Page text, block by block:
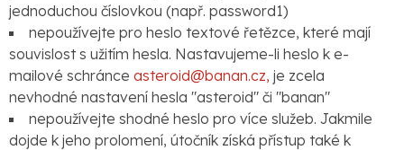
jednoduchou číslovkou (např. password1)
nepoužívejte pro heslo textové řetězce, které mají
souvislost s užitím hesla. Nastavujeme-li heslo k e-
mailové schránce asteroid@banan.cz, je zcela
nevhodné nastavení hesla "asteroid" či "banan"
nepoužívejte shodné heslo pro více služeb. Jakmile
dojde k jeho prolomení, útočník získá přístup také k